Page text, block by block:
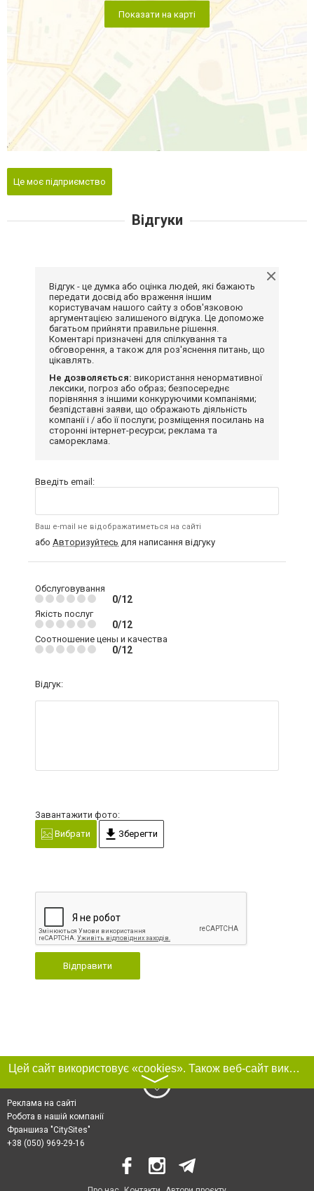
Показати на карті
Це моє підприємство
Відгуки
Відгук - це думка або оцінка людей, які бажають
передати досвід або враження іншим
користувачам нашого сайту з обов'язковою
аргументацією залишеного відгука. Це допоможе
багатьом прийняти правильне рішення.
Коментарі призначені для спілкування та
обговорення, а також для роз'яснення питань, що
цікавлять.
Не дозволяється: використання ненормативної
лексики, погроз або образ; безпосереднє
порівняння з іншими конкуруючими компаніями;
безпідставні заяви, що ображають діяльність
компанії і / або її послуги; розміщення посилань на
сторонні інтернет-ресурси; реклама та
самореклама.
Введіть email:
Ваш e-mail не відображатиметься на сайті
або Авторизуйтесь для написання відгуку
Обслуговування
0/12
Якість послуг
0/12
Соотношение цены и качества
0/12
Відгук:
Завантажити фото:
Вибрати
Зберегти
Відправити
Цей сайт використовує «cookies». Також веб-сайт використовує інтернет-сервіс для збору технічних даних стосовно відвідувачів з метою отримання маркетингової та статистичної інформації. Умови обробки даних відвідувачів сайту див.
〉
Реклама на сайті
Робота в нашій компанії
Франшиза "CitySites"
+38 (050) 969-29-16